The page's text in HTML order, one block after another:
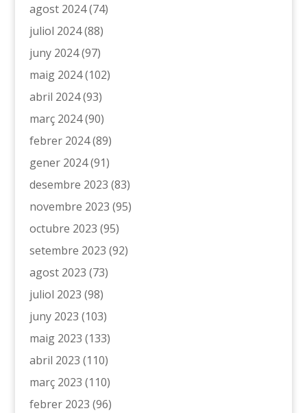
agost 2024(74)
juliol 2024(88)
juny 2024(97)
maig 2024(102)
abril 2024(93)
març 2024(90)
febrer 2024(89)
gener 2024(91)
desembre 2023 (83)
novembre 2023 (95)
octubre 2023 (95)
setembre 2023 (92)
agost 2023 (73)
juliol 2023 (98)
juny 2023 (103)
maig 2023 (133)
abril 2023 (110)
març 2023 (110)
febrer 2023 (96)